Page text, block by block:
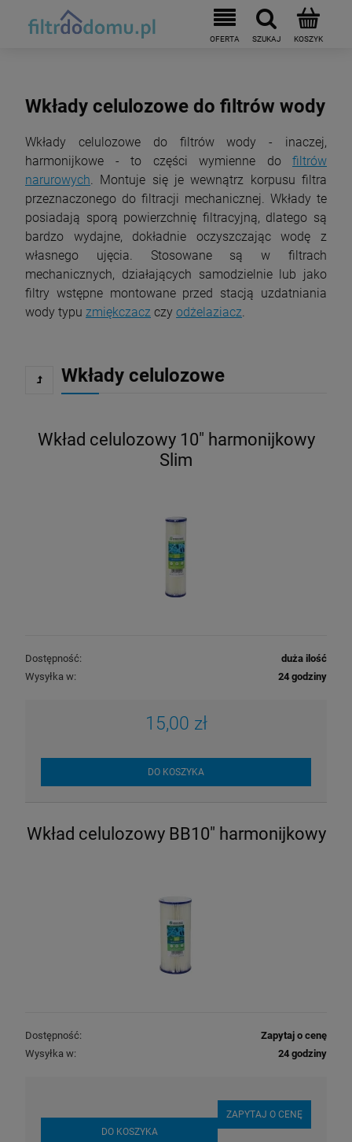
Wkłady celulozowe do filtrów wody
Wkłady celulozowe do filtrów wody - inaczej,
harmonijkowe - to części wymienne do filtrów
narurowych. Montuje się je wewnątrz korpusu filtra
przeznaczonego do filtracji mechanicznej. Wkłady te
posiadają sporą powierzchnię filtracyjną, dlatego są
bardzo wydajne, dokładnie oczyszczając wodę z
własnego ujęcia. Stosowane są w filtrach
mechanicznych, działających samodzielnie lub jako
filtry wstępne montowane przed stacją uzdatniania
wody typu zmiękczacz czy odżelaziacz.
Wkłady celulozowe
Wkład celulozowy 10" harmonijkowy
Slim
Dostępność:
duża ilość
Wysyłka w:
24 godziny
15,00 zł
DO KOSZYKA
Wkład celulozowy BB10" harmonijkowy
Dostępność:
Zapytaj o cenę
Wysyłka w:
24 godziny
ZAPYTAJ O CENĘ
DO KOSZYKA